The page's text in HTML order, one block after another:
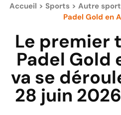
Accueil > Sports > Autre
Padel Gold en
Le premier
Padel Gold
va se
28 juin